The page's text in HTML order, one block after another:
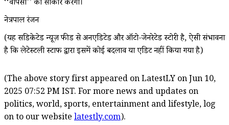
‘‘वापसी’’ को साकार करेगा।
नेत्रपाल रंजन
(यह सिंडिकेटेड न्यूज़ फीड से अनएडिटेड और ऑटो-जेनरेटेड स्टोरी है, ऐसी संभावना
है कि लेटेस्टली स्टाफ द्वारा इसमें कोई बदलाव या एडिट नहीं किया गया है)
(The above story first appeared on LatestLY on Jun 10,
2025 07:52 PM IST. For more news and updates on
politics, world, sports, entertainment and lifestyle, log
on to our website latestly.com).